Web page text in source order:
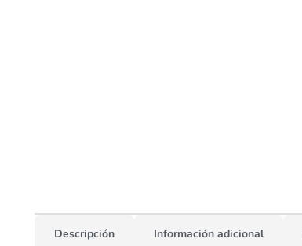
Descripción Información adicional